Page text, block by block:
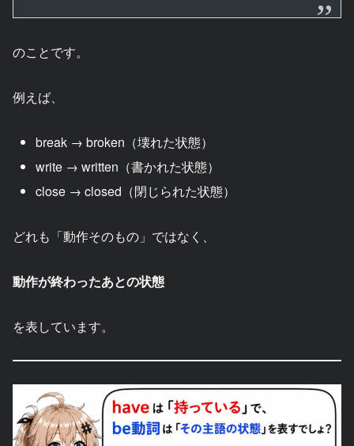
のことです。
例えば、
break → broken（壊れた状態）
write → written（書かれた状態）
close → closed（閉じられた状態）
どれも「動作そのもの」ではなく、
動作が終わったあとの状態
を表しています。